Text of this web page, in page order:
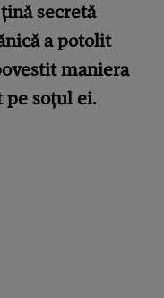
secretă
a potolit
maniera
pe soțul ei.